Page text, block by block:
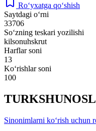
Ro‘yxatga qo‘shish
Saytdagi o‘rni
33706
So‘zning teskari yozilishi
kilsonuhskrut
Harflar soni
13
Ko‘rishlar soni
100
Sinonimlarni ko‘rish uchun